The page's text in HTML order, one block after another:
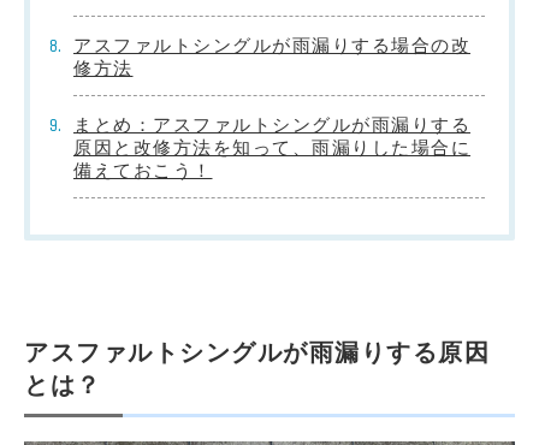
アスファルトシングルが雨漏りする場合の改
修方法
まとめ：アスファルトシングルが雨漏りする
原因と改修方法を知って、雨漏りした場合に
備えておこう！
アスファルトシングルが雨漏りする原因
とは？